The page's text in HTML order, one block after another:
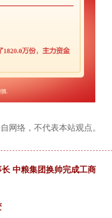
网络，不代表本站观点。
中粮集团换帅完成工商